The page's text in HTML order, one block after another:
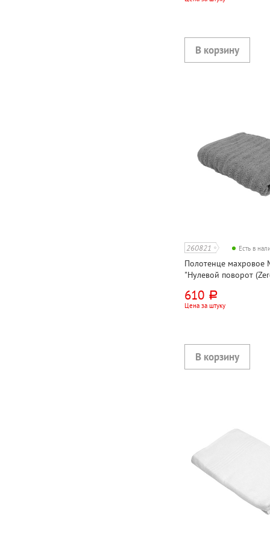
260821 Есть в
Полотенце махровое
"Нулевой поворот
серое, 80см*50см,
ИНДИЯ
610 руб.
Цена за штуку